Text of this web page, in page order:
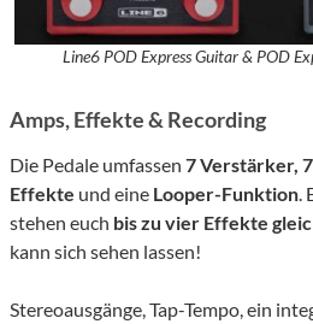
Line6 POD Express Guitar & POD
Amps, Effekte & Recording
Die Pedale umfassen 7 Verstärker,
Effekte und eine Looper-Funktion.
stehen euch bis zu vier Effekte
kann sich sehen lassen!
Stereoausgänge, Tap-Tempo, ein